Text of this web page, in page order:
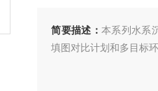
简要描述： 本系列水系
填图对比计划和多目标